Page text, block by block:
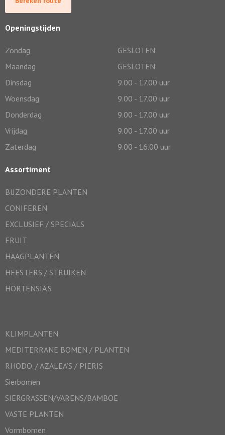
Openingstijden
Zondag
GESLOTEN
Maandag
GESLOTEN
Dinsdag
9.00 - 17.00 uur
Woensdag
9.00 - 17.00 uur
Donderdag
9.00 - 17.00 uur
Vrijdag
9.00 - 17.00 uur
Zaterdag
9.00 - 16.00 uur
Assortiment
BIJZONDERE PLANTEN
CONIFEREN
EXCLUSIEF / SPECIALS
FRUIT
HAAGPLANTEN
HEESTERS / STRUIKEN
HORTENSIA’S
KLIMPLANTEN
MEDITERRANE BOMEN / PLANTEN
RHODO. / AZALEA’S / PIERIS
Sierbomen
SIERGRASSEN/VARENS/BAMBOE
VASTE PLANTEN
Vormbomen